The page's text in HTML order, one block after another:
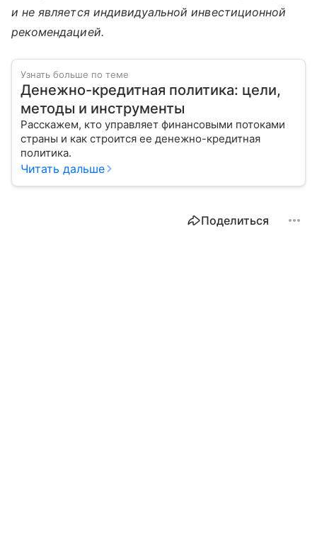
и не является индивидуальной инвестиционной
рекомендацией.
Узнать больше по теме
Денежно-кредитная политика: цели,
методы и инструменты
Расскажем, кто управляет финансовыми потоками
страны и как строится ее денежно-кредитная
политика.
Читать дальше
Поделиться